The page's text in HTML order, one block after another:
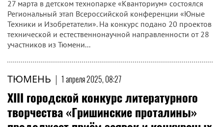
27 марта в детском технопарке «Кванториум» состоялся
Региональный этап Всероссийской конференции «Юные
Техники и Изобретатели». На конкурс подано 20 проектов
технической и естественнонаучной направленности от 28
участников из Тюмени...
ТЮМЕНЬ | 1 апреля 2025, 08:27
ХIII городской конкурс литературного
творчества «Гришинские проталины»